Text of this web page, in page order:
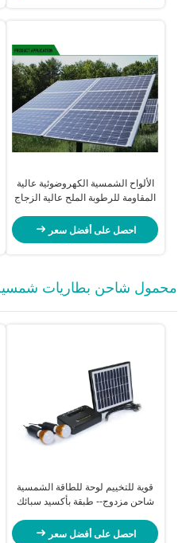
الألواح الشمسية الكهروضوئية عالية
المقاومة للرطوبة الملح عالية الزجاج
احصل على أفضل سعر
محمول شاحن بطاريات
قوية للتخييم لوحة للطاقة الشمسية
شاحن مزدوج-- طبقة بأكسيد سبائك
احصل على أفضل سعر